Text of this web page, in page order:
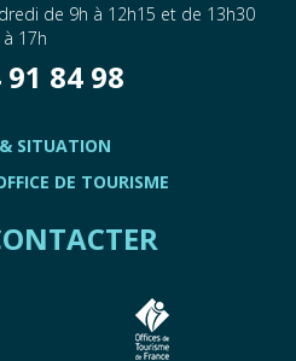
de 9h à 12h15 et de 13h30
à 17h
91 84 98
SITUATION
DE TOURISME